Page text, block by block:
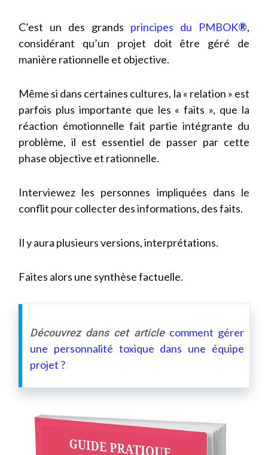
C’est un des grands principes du PMBOK®,
considérant qu’un projet doit être géré de
manière rationnelle et objective.
Même si dans certaines cultures, la « relation » est
parfois plus importante que les « faits », que la
réaction émotionnelle fait partie intégrante du
problème, il est essentiel de passer par cette
phase objective et rationnelle.
Interviewez les personnes impliquées dans le
conflit pour collecter des informations, des faits.
Il y aura plusieurs versions, interprétations.
Faites alors une synthèse factuelle.
Découvrez dans cet article comment gérer
une personnalité toxique dans une équipe
projet ?